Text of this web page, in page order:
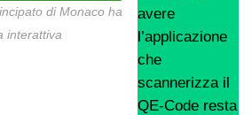
di Monaco ha
interattiva
avere
l’applicazione
che
scannerizza il
QE-Code resta